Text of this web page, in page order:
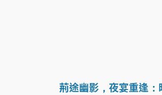
荊途幽影，夜宴重逢：